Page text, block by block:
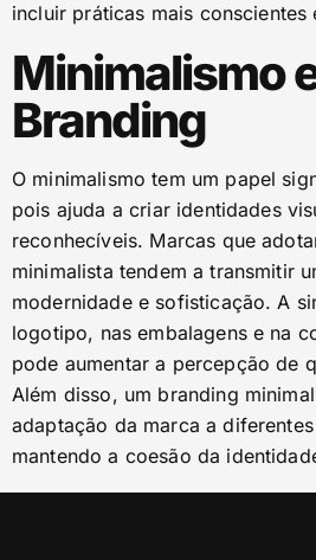
incluir práticas mais conscientes
Minimalismo
Branding
O minimalismo tem um papel
pois ajuda a criar identidades
reconhecíveis. Marcas que
minimalista tendem a transmitir
modernidade e sofisticação. A
logotipo, nas embalagens e na
pode aumentar a percepção de
Além disso, um branding
adaptação da marca a
mantendo a coesão da